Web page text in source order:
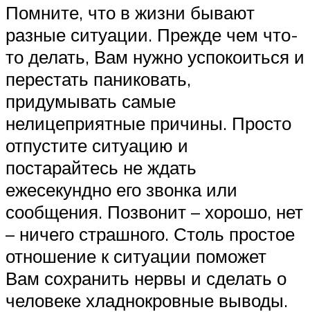
Помните, что в жизни бывают
разные ситуации. Прежде чем что-
то делать, Вам нужно успокоиться и
перестать паниковать,
придумывать самые
нелицеприятные причины. Просто
отпустите ситуацию и
постарайтесь не ждать
ежесекундно его звонка или
сообщения. Позвонит – хорошо, нет
– ничего страшного. Столь простое
отношение к ситуации поможет
Вам сохранить нервы и сделать о
человеке хладнокровные выводы.